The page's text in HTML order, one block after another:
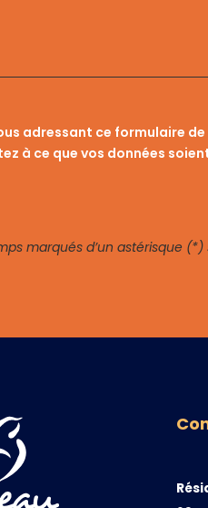
adressant ce formulaire
à ce que vos données
marqués d’un astérisque